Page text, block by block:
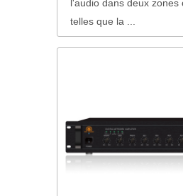
l'audio dans deux zones
telles que la ...